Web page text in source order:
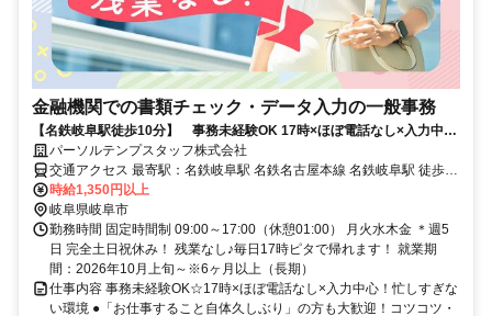
金融機関での書類チェック・データ入力の一般事務
【名鉄岐阜駅徒歩10分】 事務未経験OK 17時×ほぼ電話なし×入力中
心！忙しすぎない環境
パーソルテンプスタッフ株式会社
交通アクセス 最寄駅：名鉄岐阜駅 名鉄名古屋本線 名鉄岐阜駅 徒歩10
分 ＪＲ東海道本線(熱海－米原) 岐阜駅 徒歩8分 車通勤OK！ 車通勤可
能 車通勤の際は、ご自身で民間駐車場のご契約をお願いします。
時給1,350円以上
岐阜県岐阜市
勤務時間 固定時間制 09:00～17:00（休憩01:00） 月火水木金 ＊週5
日 完全土日祝休み！ 残業なし♪毎日17時ピタで帰れます！ 就業期
間：2026年10月上旬～※6ヶ月以上（長期）
仕事内容 事務未経験OK☆17時×ほぼ電話なし×入力中心！忙しすぎな
い環境 ●「お仕事すること自体久しぶり」の方も大歓迎！コツコツ・